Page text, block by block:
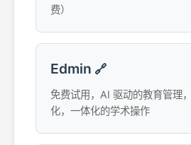
费）
Edmin 🔗
免费试用，AI 驱动的教育管理
化，一体化的学术操作